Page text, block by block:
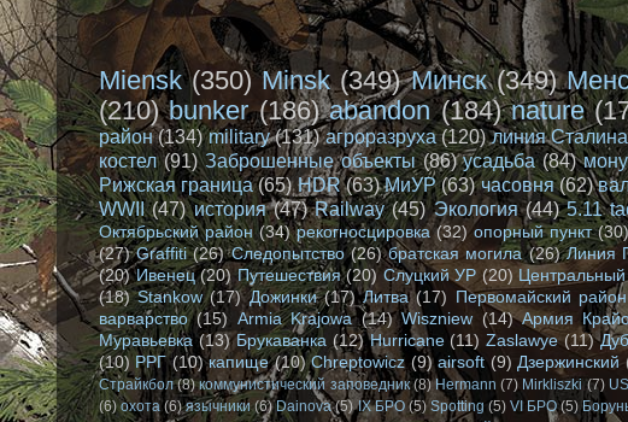
Miensk (350) Minsk (349) Минск (349)
(210) bunker (186) abandon (184) nature
район (134) military (131) агроразруха (120) линия Сталина
костел (91) Заброшенные объекты (86) усадьба (84)
Рижская граница (65) HDR (63) МиУР (63) часовня (62)
WWII (47) история (47) Railway (45) Экология (44) 5.11
Октябрьский район (34) рекогносцировка (32) опорный пункт (30)
(27) Graffiti (26) Следопытство (26) братская могила (26) Линия
(20) Ивенец (20) Путешествия (20) Слуцкий УР (20)
(18) Stankow (17) Дожинки (17) Литва (17) Первомайский район
варварство (15) Armia Krajowa (14) Wiszniew (14) Армия
Муравьевка (13) Брукаванка (12) Hurricane (11) Zaslawye (11)
(10) РРГ (10) капище (10) Chreptowicz (9) airsoft (9) Дзержинский
Страйкбол (8) коммунистический заповедник (8) Hermann (7) Mirkliszki (7)
(6) охота (6) язычники (6) Dainova (5) IX БРО (5) Spotting (5) VI БРО (5)